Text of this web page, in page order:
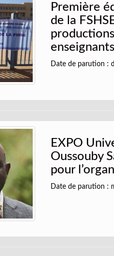
Première
de la
Date de parution :
EXPO
Oussouby
pour
Date de parution :